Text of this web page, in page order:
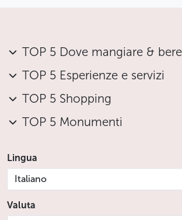
TOP 5 Dove mangiare & bere
TOP 5 Esperienze e servizi
TOP 5 Shopping
TOP 5 Monumenti
Lingua
Italiano
Valuta